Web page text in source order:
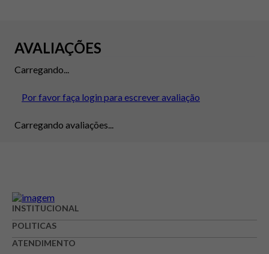
AVALIAÇÕES
Carregando...
Por favor faça login para escrever avaliação
Carregando avaliações...
INSTITUCIONAL
POLITICAS
ATENDIMENTO